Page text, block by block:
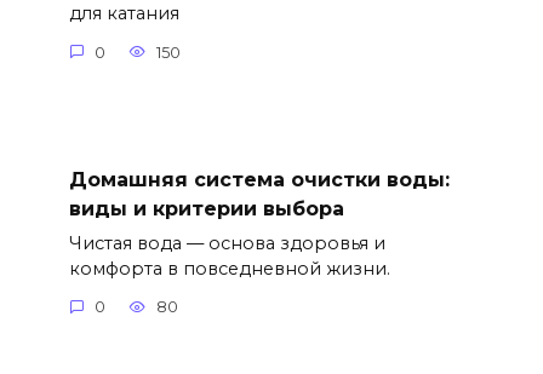
для катания
0 150
Домашняя система очистки воды:
виды и критерии выбора
Чистая вода — основа здоровья и
комфорта в повседневной жизни.
0 80